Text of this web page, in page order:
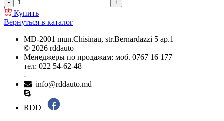
Купить
Вернуться в каталог
MD-2001 mun.Chisinau, str.Bernardazzi 5 ap.1
© 2026 rddauto
Менеджеры по продажам: моб. 0767 16 177
тел: 022 54-62-48
-
info@rddauto.md
RDD